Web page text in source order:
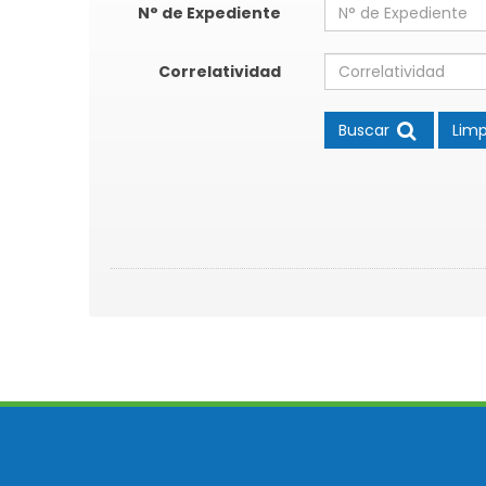
N° de Expediente
Correlatividad
Buscar